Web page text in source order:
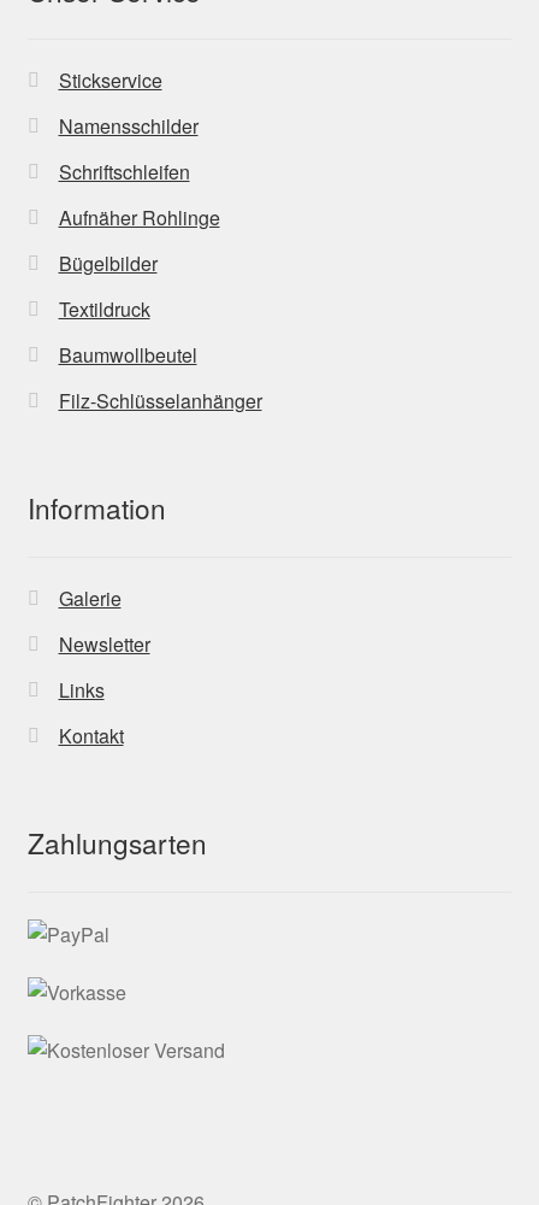
Stickservice
Namensschilder
Schriftschleifen
Aufnäher Rohlinge
Bügelbilder
Textildruck
Baumwollbeutel
Filz-Schlüsselanhänger
Information
Galerie
Newsletter
Links
Kontakt
Zahlungsarten